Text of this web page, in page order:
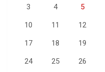
3 4 5
10 11 12
17 18 19
24 25 26